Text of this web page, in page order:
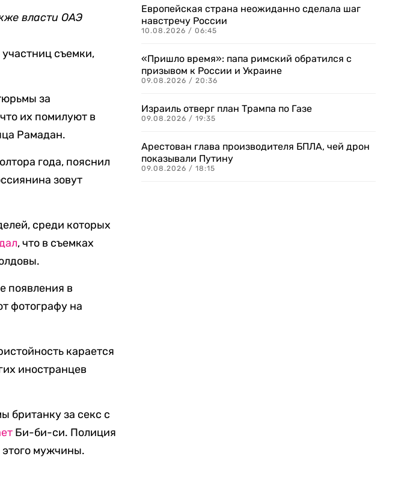
власти ОАЭ
съемки,
за
их помилуют в
Рамадан.
года, пояснил
зовут
среди которых
, что в съемках
появления в
фотографу на
карается
иностранцев
британку за секс с
Би-би-си. Полиция
этого мужчины.
Европейская страна неожиданно сделала шаг
навстречу России
10.08.2026 / 06:45
«Пришло время»: папа римский обратился с
призывом к России и Украине
09.08.2026 / 20:36
Израиль отверг план Трампа по Газе
09.08.2026 / 19:35
Арестован глава производителя БПЛА, чей дрон
показывали Путину
09.08.2026 / 18:15